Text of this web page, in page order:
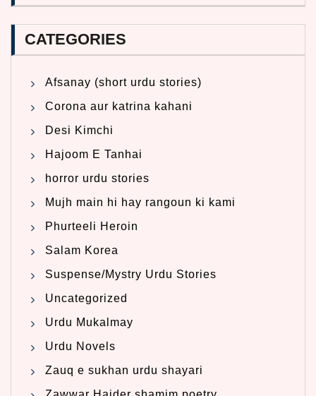
CATEGORIES
Afsanay (short urdu stories)
Corona aur katrina kahani
Desi Kimchi
Hajoom E Tanhai
horror urdu stories
Mujh main hi hay rangoun ki kami
Phurteeli Heroin
Salam Korea
Suspense/Mystry Urdu Stories
Uncategorized
Urdu Mukalmay
Urdu Novels
Zauq e sukhan urdu shayari